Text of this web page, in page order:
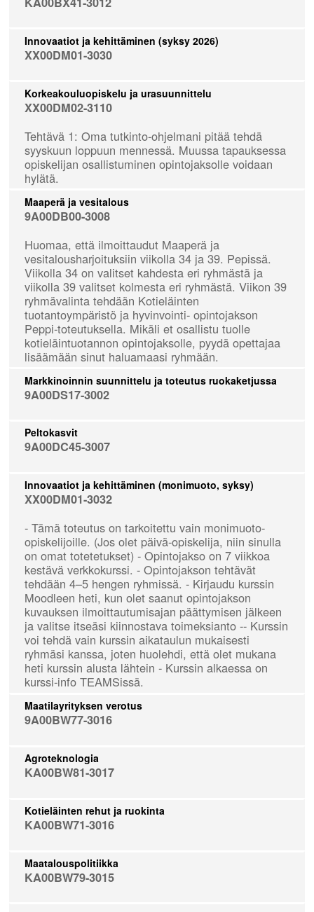
Innovaatiot ja kehittäminen (syksy 2026)
XX00DM01-3030
Korkeakouluopiskelu ja urasuunnittelu
XX00DM02-3110
Tehtävä 1: Oma tutkinto-ohjelmani pitää tehdä
syyskuun loppuun mennessä. Muussa tapauksessa
opiskelijan osallistuminen opintojaksolle voidaan
hylätä.
Maaperä ja vesitalous
9A00DB00-3008
Huomaa, että ilmoittaudut Maaperä ja
vesitalousharjoituksiin viikolla 34 ja 39. Pepissä.
Viikolla 34 on valitset kahdesta eri ryhmästä ja
viikolla 39 valitset kolmesta eri ryhmästä. Viikon 39
ryhmävalinta tehdään Kotieläinten
tuotantoympäristö ja hyvinvointi- opintojakson
Peppi-toteutuksella. Mikäli et osallistu tuolle
kotieläintuotannon opintojaksolle, pyydä opettajaa
lisäämään sinut haluamaasi ryhmään.
Markkinoinnin suunnittelu ja toteutus ruokaketjussa
9A00DS17-3002
Peltokasvit
9A00DC45-3007
Innovaatiot ja kehittäminen (monimuoto, syksy)
XX00DM01-3032
- Tämä toteutus on tarkoitettu vain monimuoto-
opiskelijoille. (Jos olet päivä-opiskelija, niin sinulla
on omat totetetukset) - Opintojakso on 7 viikkoa
kestävä verkkokurssi. - Opintojakson tehtävät
tehdään 4–5 hengen ryhmissä. - Kirjaudu kurssin
Moodleen heti, kun olet saanut opintojakson
kuvauksen ilmoittautumisajan päättymisen jälkeen
ja valitse itseäsi kiinnostava toimeksianto -- Kurssin
voi tehdä vain kurssin aikataulun mukaisesti
ryhmäsi kanssa, joten huolehdi, että olet mukana
heti kurssin alusta lähtein - Kurssin alkaessa on
kurssi-info TEAMSissä.
Maatilayrityksen verotus
9A00BW77-3016
Agroteknologia
KA00BW81-3017
Kotieläinten rehut ja ruokinta
KA00BW71-3016
Maatalouspolitiikka
KA00BW79-3015